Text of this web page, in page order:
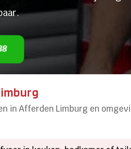
in Afferden Limburg en